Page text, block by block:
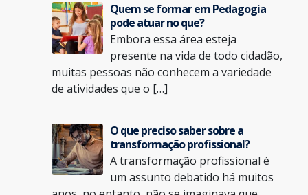
Quem se formar em Pedagogia
pode atuar no que?
Embora essa área esteja
presente na vida de todo cidadão,
muitas pessoas não conhecem a variedade
de atividades que o […]
O que preciso saber sobre a
transformação profissional?
A transformação profissional é
um assunto debatido há muitos